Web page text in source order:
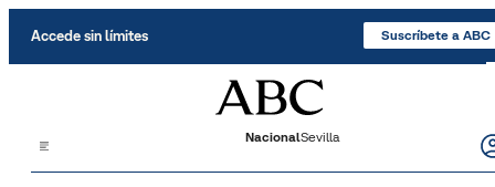
Accede sin límites Suscríbete a ABC
NacionalSevilla